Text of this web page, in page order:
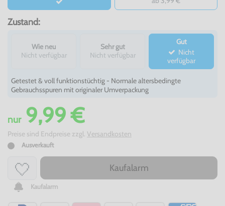
Zustand:
Wie neu
Nicht verfügbar
Sehr gut
Nicht verfügbar
Gut
verfügbar
Getestet & voll funktionstüchtig - Normale altersbedingte
Gebrauchsspuren mit originaler Umverpackung
nur9,99 €
Preise sind Endpreise zzgl. Versandkosten
Ausverkauft
Kaufalarm
Kaufalarm